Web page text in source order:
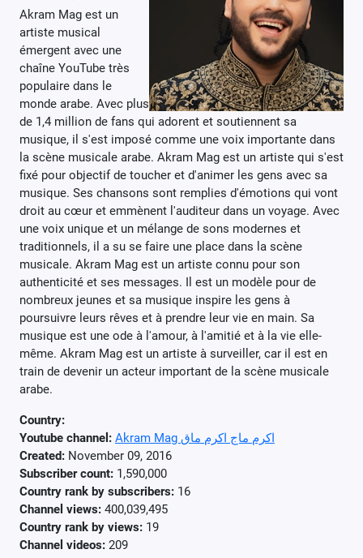
Akram Mag est un
artiste musical
émergent avec une
chaîne YouTube très
populaire dans le
monde arabe. Avec plus
de 1,4 million de fans qui adorent et soutiennent sa
musique, il s'est imposé comme une voix importante dans
la scène musicale arabe. Akram Mag est un artiste qui s'est
fixé pour objectif de toucher et d'animer les gens avec sa
musique. Ses chansons sont remplies d'émotions qui vont
droit au cœur et emmènent l'auditeur dans un voyage. Avec
une voix unique et un mélange de sons modernes et
traditionnels, il a su se faire une place dans la scène
musicale. Akram Mag est un artiste connu pour son
authenticité et ses messages. Il est un modèle pour de
nombreux jeunes et sa musique inspire les gens à
poursuivre leurs rêves et à prendre leur vie en main. Sa
musique est une ode à l'amour, à l'amitié et à la vie elle-
même. Akram Mag est un artiste à surveiller, car il est en
train de devenir un acteur important de la scène musicale
arabe.
Country:
Youtube channel:
Akram Mag اكرم ماج اكرم ماق
Created: November 09, 2016
Subscriber count: 1,590,000
Country rank by subscribers: 16
Channel views: 400,039,495
Country rank by views: 19
Channel videos: 209